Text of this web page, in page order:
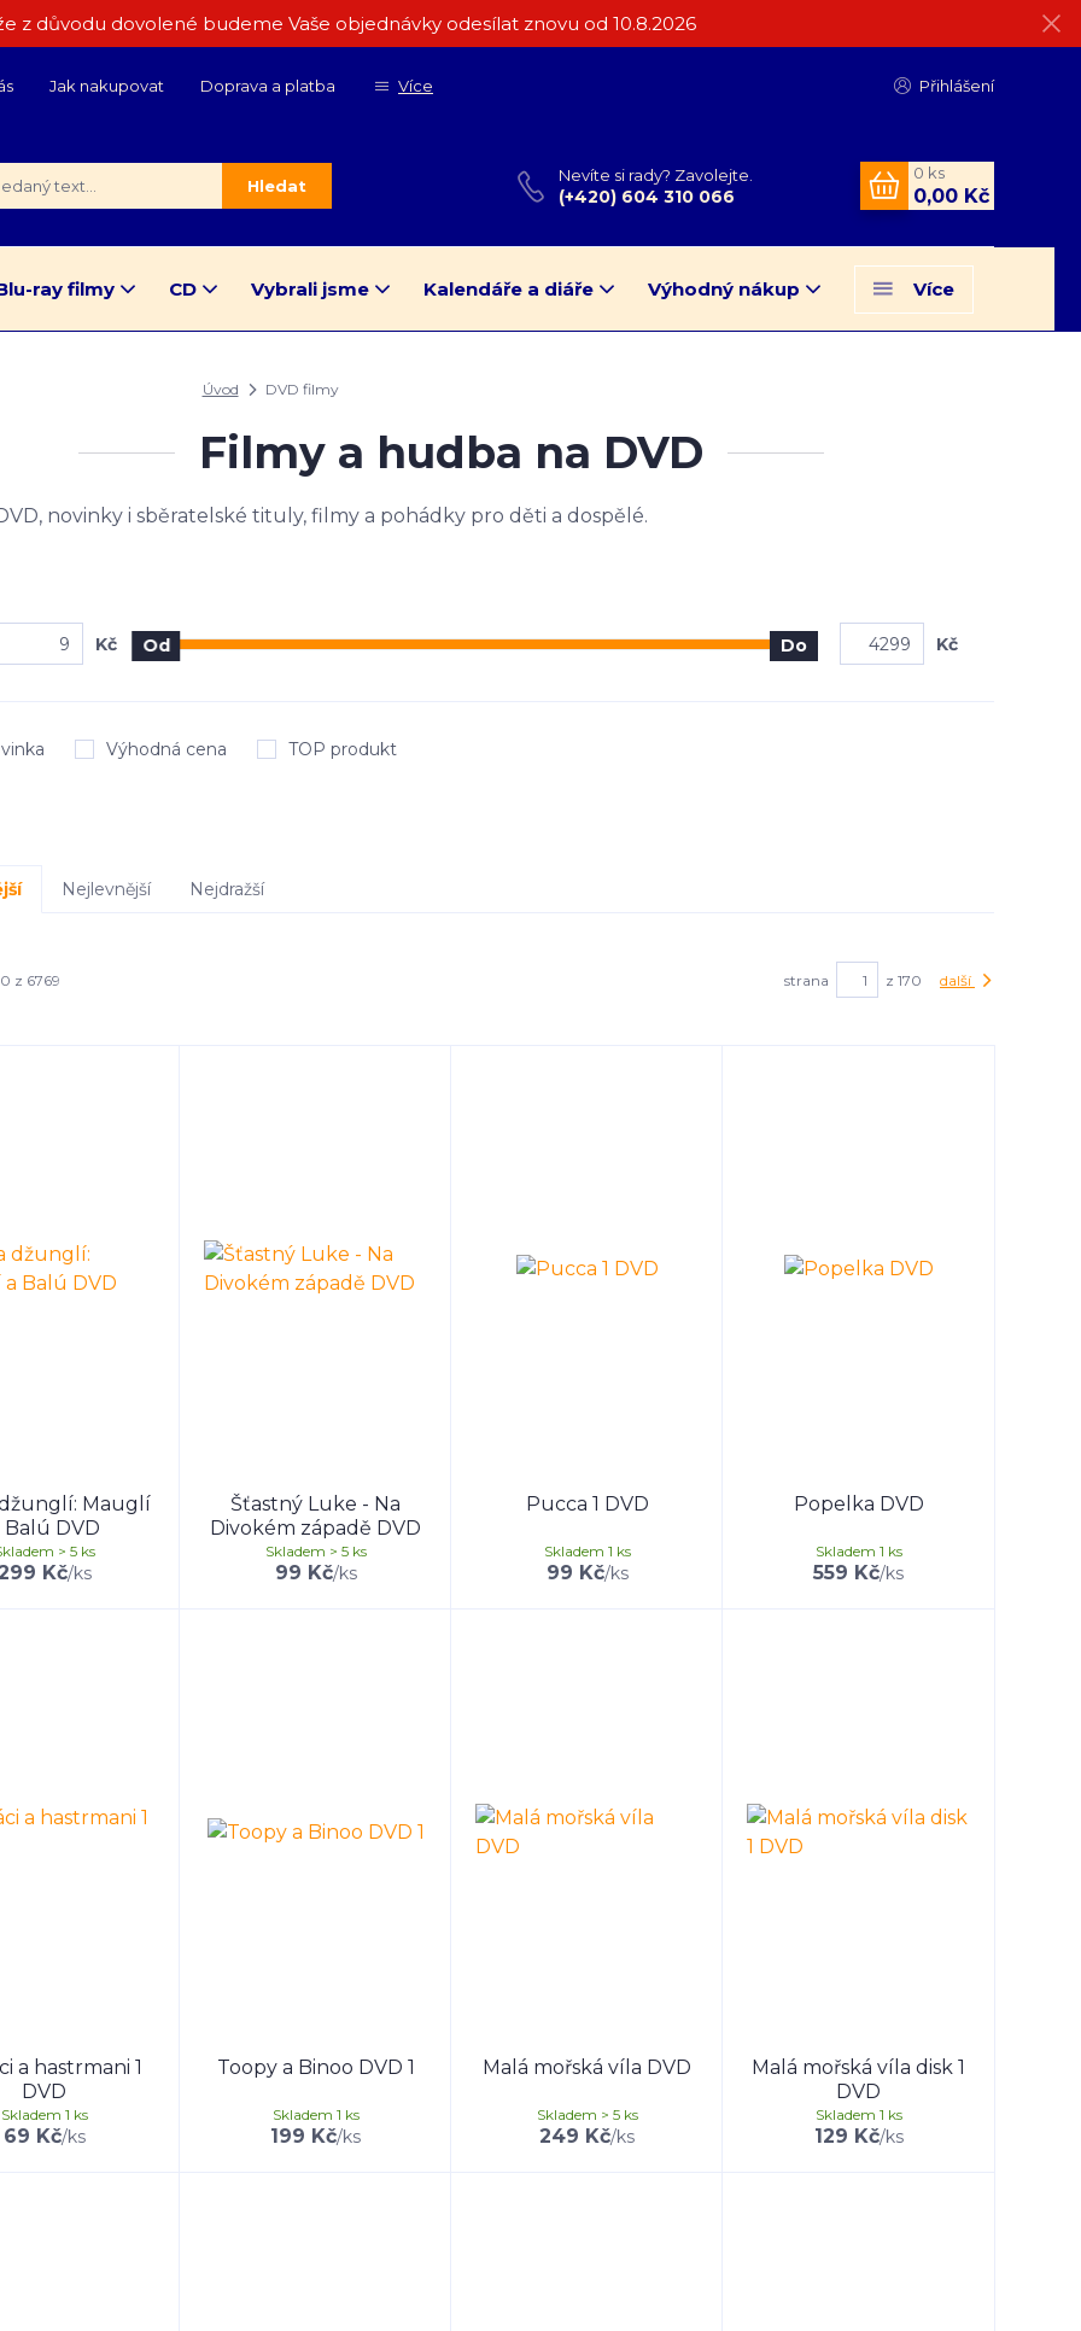
z důvodu dovolené budeme Vaše objednávky odesílat znovu od 10.8.2026
Jak nakupovat Doprava a platba Více Přihlášení
Hledat
Nevíte si rady? Zavolejte.
(+420) 604 310 066
0 ks
0,00 Kč
ray filmy CD Vybrali jsme Kalendáře a diáře Výhodný nákup Více
Úvod DVD filmy
Filmy a hudba na DVD
novinky i sběratelské tituly, filmy a pohádky pro děti a dospělé.
Kč Od Do Kč
Výhodná cena TOP produkt
Nejlevnější Nejdražší
z 6769 strana z 170 další
Mauglí
Balú DVD
Kč/ks
> 5 ks
Šťastný Luke - Na
Divokém západě DVD
99 Kč/ks
Skladem > 5 ks
Pucca 1 DVD
99 Kč/ks
Skladem 1 ks
Popelka DVD
559 Kč/ks
Skladem 1 ks
a hastrmani 1
DVD
69 Kč/ks
Skladem 1 ks
Toopy a Binoo DVD 1
199 Kč/ks
Skladem 1 ks
Malá mořská víla DVD
249 Kč/ks
Skladem > 5 ks
Malá mořská víla disk 1
DVD
129 Kč/ks
Skladem 1 ks